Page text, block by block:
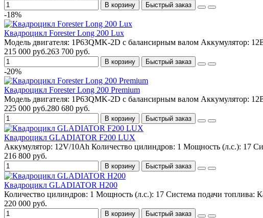
В корзину Быстрый заказ
-18%
Квадроцикл Forester Long 200 Lux
Модель двигателя: 1P63QMK-2D с балансирным валом Аккумулятор:
215 000 руб.263 700 руб.
В корзину Быстрый заказ
-20%
Квадроцикл Forester Long 200 Premium
Модель двигателя: 1P63QMK-2D с балансирным валом Аккумулятор:
225 000 руб.280 680 руб.
В корзину Быстрый заказ
Квадроцикл GLADIATOR F200 LUX
Аккумулятор: 12V/10Ah Количество цилиндров: 1 Мощность (л.с.): 17
216 800 руб.
В корзину Быстрый заказ
Квадроцикл GLADIATOR H200
Количество цилиндров: 1 Мощность (л.с.): 17 Система подачи топлива:
220 000 руб.
В корзину Быстрый заказ